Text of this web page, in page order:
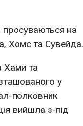
просуваються на
Хомс та Сувейда.
Хами та
у
полковник
вийшла з-під